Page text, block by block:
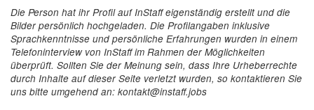
Die Person hat ihr Profil auf InStaff eigenständig erstellt und die
Bilder persönlich hochgeladen. Die Profilangaben inklusive
Sprachkenntnisse und persönliche Erfahrungen wurden in einem
Telefoninterview von InStaff im Rahmen der Möglichkeiten
überprüft. Sollten Sie der Meinung sein, dass Ihre Urheberrechte
durch Inhalte auf dieser Seite verletzt wurden, so kontaktieren Sie
uns bitte umgehend an: kontakt@instaff.jobs